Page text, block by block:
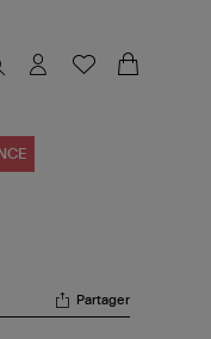
Partager